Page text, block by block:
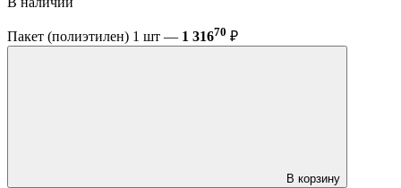
Пакет (полиэтилен) 1 шт — 1 31670 ₽
В корзину